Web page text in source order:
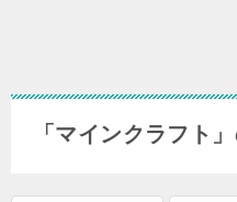
「マインクラフト